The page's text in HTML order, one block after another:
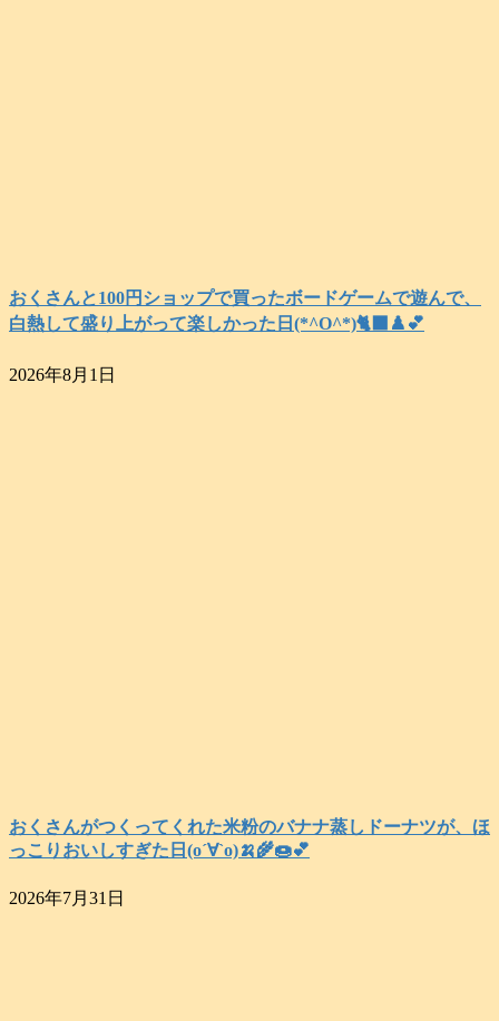
おくさんと100円ショップで買ったボードゲームで遊んで、
白熱して盛り上がって楽しかった日(*^O^*)🐈‍⬛♟️💕
2026年8月1日
おくさんがつくってくれた米粉のバナナ蒸しドーナツが、ほ
っこりおいしすぎた日(о´∀`о)🍌🌾🍩💕
2026年7月31日